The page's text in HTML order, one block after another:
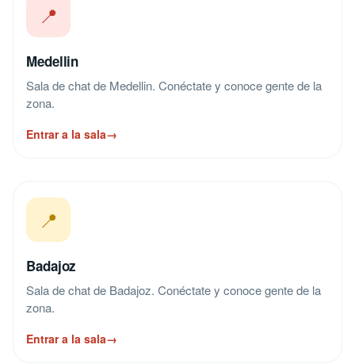
📍
Medellin
Sala de chat de Medellin. Conéctate y conoce gente de la
zona.
Entrar a la sala→
📍
Badajoz
Sala de chat de Badajoz. Conéctate y conoce gente de la
zona.
Entrar a la sala→